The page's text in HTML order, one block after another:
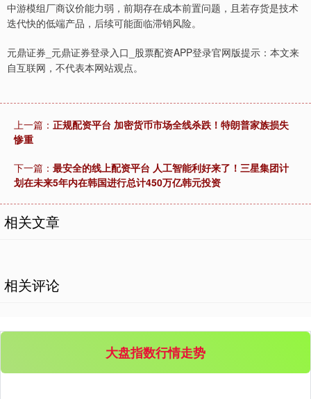
中游模组厂商议价能力弱，前期存在成本前置问题，且若存货是技术
迭代快的低端产品，后续可能面临滞销风险。
元鼎证券_元鼎证券登录入口_股票配资APP登录官网版提示：本文来
自互联网，不代表本网站观点。
上一篇： 正规配资平台 加密货币市场全线杀跌！特朗普家族损失
惨重
下一篇： 最安全的线上配资平台 人工智能利好来了！三星集团计
划在未来5年内在韩国进行总计450万亿韩元投资
相关文章
相关评论
大盘指数行情走势